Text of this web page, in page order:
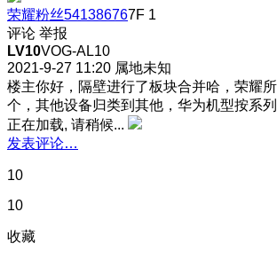
荣耀粉丝541386767F 1
评论 举报
LV10VOG-AL10
2021-9-27 11:20 属地未知
楼主你好，隔壁进行了板块合并哈，荣耀
个，其他设备归类到其他，华为机型按系列
正在加载, 请稍候...
发表评论…
10
10
收藏